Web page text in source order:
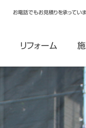
お電話でもお見積りを承ってい
リフォーム